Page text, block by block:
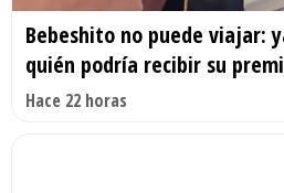
Bebeshito no puede viajar:
quién podría recibir su
Hace 22 horas